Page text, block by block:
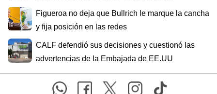
Figueroa no deja que Bullrich le marque la cancha
y fija posición en las redes
CALF defendió sus decisiones y cuestionó las
advertencias de la Embajada de EE.UU